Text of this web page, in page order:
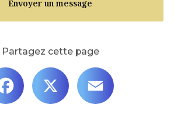
Envoyer un message
Partagez cette page
Facebook